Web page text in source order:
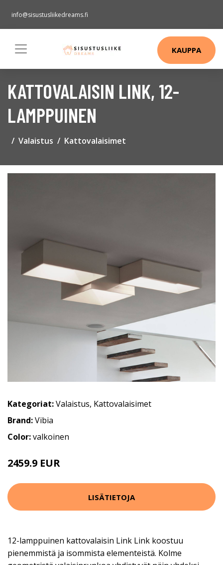
info@sisustusliikedreams.fi
KAUPPA
KATTOVALAISIN LINK, 12-
LAMPPUINEN
Valaistus Kattovalaisimet
Kategoriat:Valaistus, Kattovalaisimet
Brand:Vibia
Color:valkoinen
2459.9 EUR
LISÄTIETOJA
12-lamppuinen kattovalaisin Link Link koostuu
pienemmistä ja isommista elementeistä. Kolme